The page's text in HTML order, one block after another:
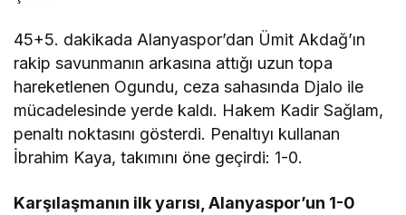
45+5. dakikada Alanyaspor’dan Ümit Akdağ’ın
rakip savunmanın arkasına attığı uzun topa
hareketlenen Ogundu, ceza sahasında Djalo ile
mücadelesinde yerde kaldı. Hakem Kadir Sağlam,
penaltı noktasını gösterdi. Penaltıyı kullanan
İbrahim Kaya, takımını öne geçirdi: 1-0.
Karşılaşmanın ilk yarısı, Alanyaspor’un 1-0